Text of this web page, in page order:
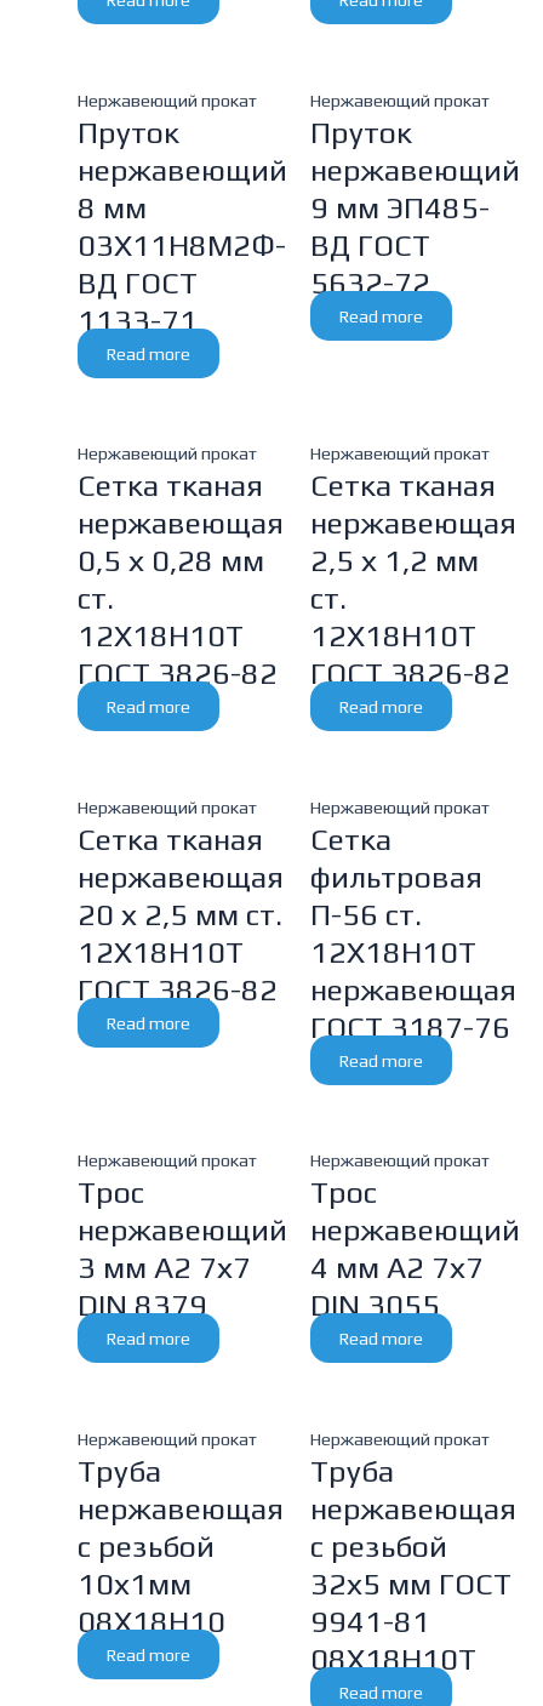
Нержавеющий прокат
Пруток
нержавеющий
8 мм
03Х11Н8М2Ф-
ВД ГОСТ
1133-71
Read more
Нержавеющий прокат
Пруток
нержавеющий
9 мм ЭП485-
ВД ГОСТ
5632-72
Read more
Нержавеющий прокат
Сетка тканая
нержавеющая
0,5 х 0,28 мм
ст.
12Х18Н10Т
ГОСТ 3826-82
Read more
Нержавеющий прокат
Сетка тканая
нержавеющая
2,5 х 1,2 мм
ст.
12Х18Н10Т
ГОСТ 3826-82
Read more
Нержавеющий прокат
Сетка тканая
нержавеющая
20 х 2,5 мм ст.
12Х18Н10Т
ГОСТ 3826-82
Read more
Нержавеющий прокат
Сетка
фильтровая
П-56 ст.
12Х18Н10Т
нержавеющая
ГОСТ 3187-76
Read more
Нержавеющий прокат
Трос
нержавеющий
3 мм A2 7х7
DIN 8379
Read more
Нержавеющий прокат
Трос
нержавеющий
4 мм A2 7х7
DIN 3055
Read more
Нержавеющий прокат
Труба
нержавеющая
с резьбой
10х1мм
08Х18Н10
Read more
Нержавеющий прокат
Труба
нержавеющая
с резьбой
32х5 мм ГОСТ
9941-81
08Х18Н10Т
Read more